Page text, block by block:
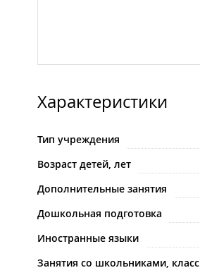
Характеристики
Тип учреждения
Возраст детей, лет
Дополнительные занятия
Дошкольная подготовка
Иностранные языки
Занятия со школьниками, класс